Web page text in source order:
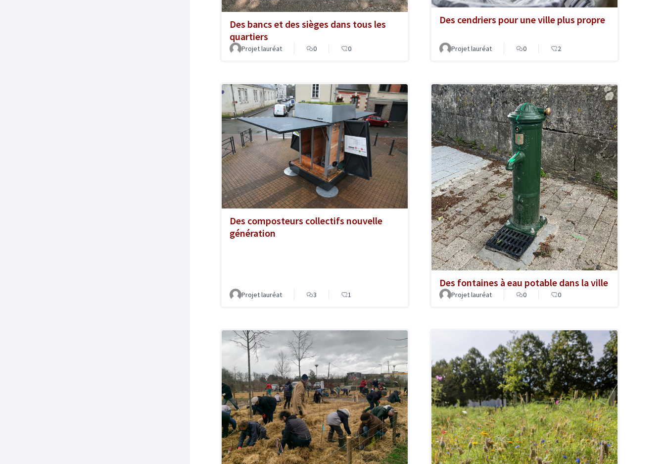
Des bancs et des sièges dans tous les
quartiers
Projet lauréat 0 0
Des cendriers pour une ville plus propre
Projet lauréat 0 2
Des composteurs collectifs nouvelle
génération
Projet lauréat 3 1
Des fontaines à eau potable dans la ville
Projet lauréat 0 0